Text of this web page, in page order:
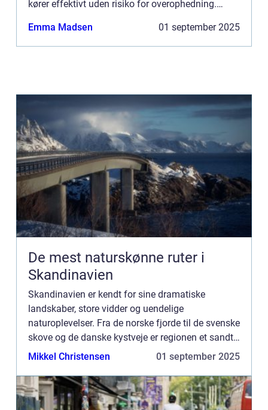
kører effektivt uden risiko for overophedning.
Emma Madsen 01 september 2025
De mest naturskønne ruter i
Skandinavien
Skandinavien er kendt for sine dramatiske
landskaber, store vidder og uendelige
naturoplevelser. Fra de norske fjorde til de svenske
skove og de danske kystveje er regionen et sandt
paradis for dem, der elsker at opleve naturen på
Mikkel Christensen 01 september 2025